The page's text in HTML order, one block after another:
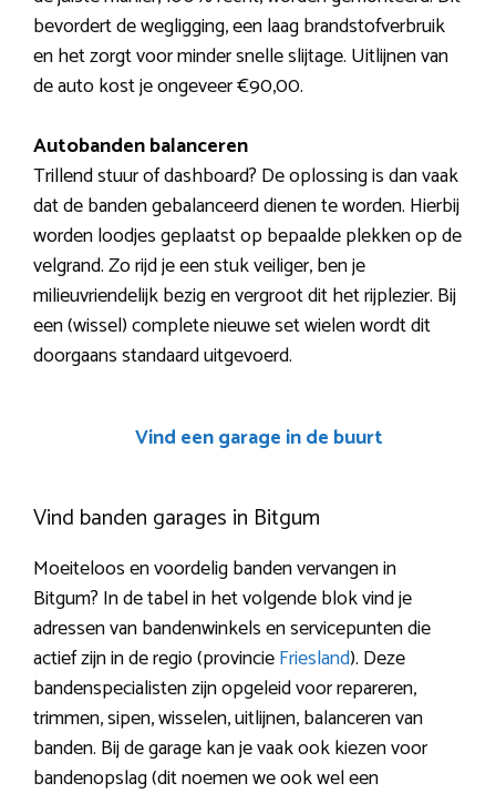
bevordert de wegligging, een laag brandstofverbruik
en het zorgt voor minder snelle slijtage. Uitlijnen van
de auto kost je ongeveer €90,00.
Autobanden balanceren
Trillend stuur of dashboard? De oplossing is dan vaak
dat de banden gebalanceerd dienen te worden. Hierbij
worden loodjes geplaatst op bepaalde plekken op de
velgrand. Zo rijd je een stuk veiliger, ben je
milieuvriendelijk bezig en vergroot dit het rijplezier. Bij
een (wissel) complete nieuwe set wielen wordt dit
doorgaans standaard uitgevoerd.
Vind een garage in de buurt
Vind banden garages in Bitgum
Moeiteloos en voordelig banden vervangen in
Bitgum? In de tabel in het volgende blok vind je
adressen van bandenwinkels en servicepunten die
actief zijn in de regio (provincieFriesland). Deze
bandenspecialisten zijn opgeleid voor repareren,
trimmen, sipen, wisselen, uitlijnen, balanceren van
banden. Bij de garage kan je vaak ook kiezen voor
bandenopslag (dit noemen we ook wel een